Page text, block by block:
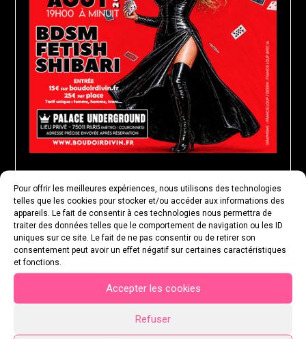
Pour offrir les meilleures expériences, nous utilisons des technologies
telles que les cookies pour stocker et/ou accéder aux informations des
appareils. Le fait de consentir à ces technologies nous permettra de
traiter des données telles que le comportement de navigation ou les ID
uniques sur ce site. Le fait de ne pas consentir ou de retirer son
consentement peut avoir un effet négatif sur certaines caractéristiques
et fonctions.
Accepter les cookies
Refuser
MARDI 25 AOÛT 2026